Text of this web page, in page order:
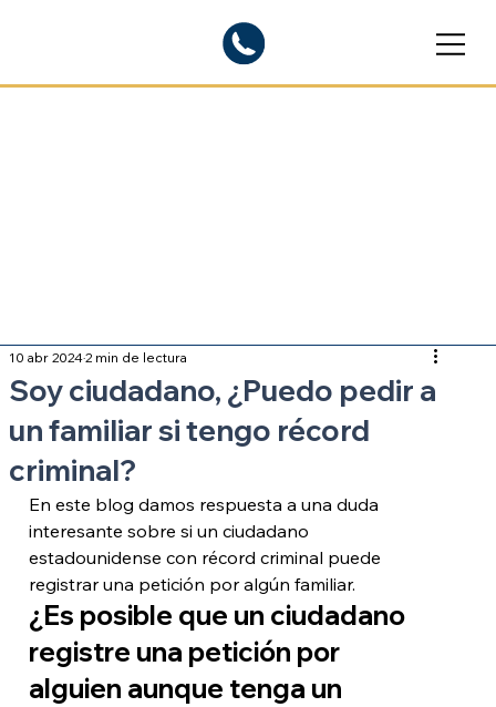
Soy ciudadano, ¿Puedo pedir a
un familiar si tengo récord
criminal?
10 abr 20242 min de lectura
En este blog damos respuesta a una duda
interesante sobre si un ciudadano
estadounidense con récord criminal puede
registrar una petición por algún familiar.
¿Es posible que un ciudadano
registre una petición por
alguien aunque tenga un